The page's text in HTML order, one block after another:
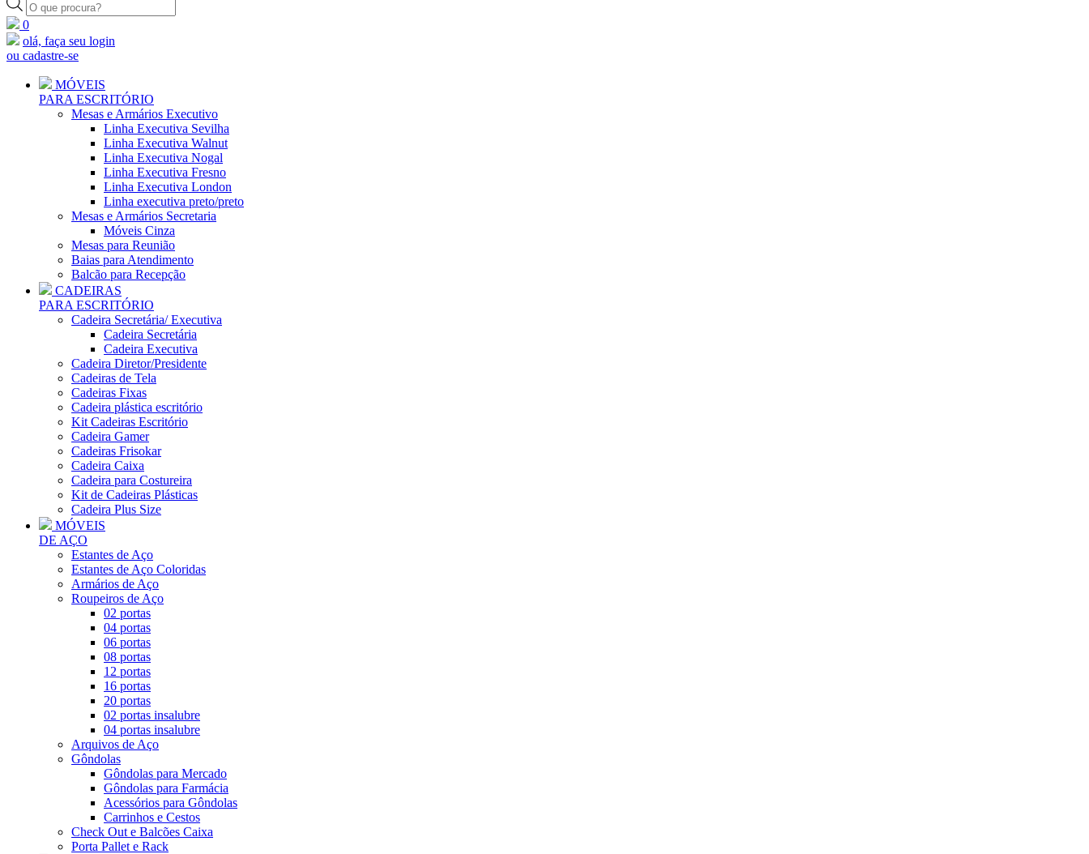
produtos
0
olá, faça seu login
ou cadastre-se
MÓVEIS
PARA ESCRITÓRIO
Mesas e Armários Executivo
Linha Executiva Sevilha
Linha Executiva Walnut
Linha Executiva Nogal
Linha Executiva Fresno
Linha Executiva London
Linha executiva preto/preto
Mesas e Armários Secretaria
Móveis Cinza
Mesas para Reunião
Baias para Atendimento
Balcão para Recepção
CADEIRAS
PARA ESCRITÓRIO
Cadeira Secretária/ Executiva
Cadeira Secretária
Cadeira Executiva
Cadeira Diretor/Presidente
Cadeiras de Tela
Cadeiras Fixas
Cadeira plástica escritório
Kit Cadeiras Escritório
Cadeira Gamer
Cadeiras Frisokar
Cadeira Caixa
Cadeira para Costureira
Kit de Cadeiras Plásticas
Cadeira Plus Size
MÓVEIS
DE AÇO
Estantes de Aço
Estantes de Aço Coloridas
Armários de Aço
Roupeiros de Aço
02 portas
04 portas
06 portas
08 portas
12 portas
16 portas
20 portas
02 portas insalubre
04 portas insalubre
Arquivos de Aço
Gôndolas
Gôndolas para Mercado
Gôndolas para Farmácia
Acessórios para Gôndolas
Carrinhos e Cestos
Check Out e Balcões Caixa
Porta Pallet e Rack